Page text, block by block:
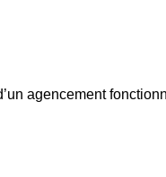
agencement